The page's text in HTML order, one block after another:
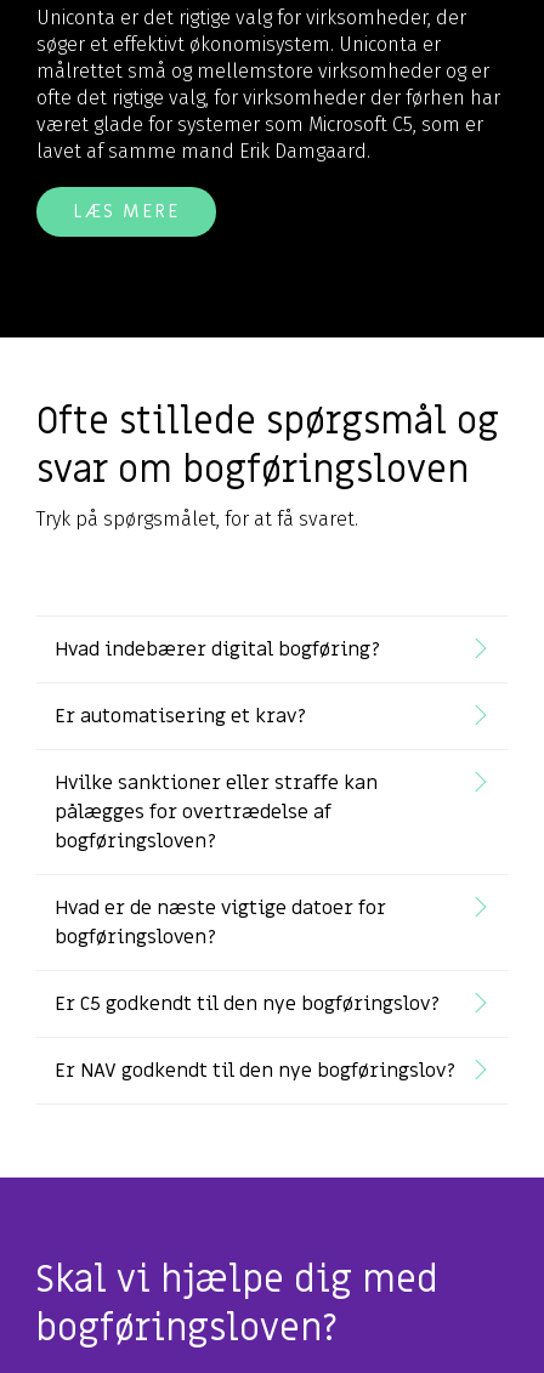
Uniconta er det rigtige valg for virksomheder, der
søger et effektivt økonomisystem. Uniconta er
målrettet små og mellemstore virksomheder og er
ofte det rigtige valg, for virksomheder der førhen har
været glade for systemer som Microsoft C5, som er
lavet af samme mand Erik Damgaard.
LÆS MERE
Ofte stillede spørgsmål og
svar om bogføringsloven
Tryk på spørgsmålet, for at få svaret.
Hvad indebærer digital bogføring?
Er automatisering et krav?
Hvilke sanktioner eller straffe kan
pålægges for overtrædelse af
bogføringsloven?
Hvad er de næste vigtige datoer for
bogføringsloven?
Er C5 godkendt til den nye bogføringslov?
Er NAV godkendt til den nye bogføringslov?
Skal vi hjælpe dig med
bogføringsloven?